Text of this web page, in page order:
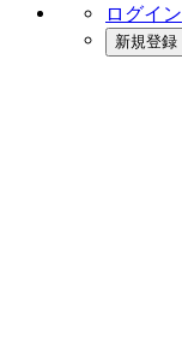
ログイン
新規登録